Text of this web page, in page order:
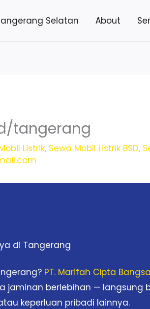
Selatan About
tangerang
Listrik, Sewa Mobil Listrik BSD,
di Tangerang
PT. Marifah Cipta Bangsa
jaminan berlebihan — langsung
keperluan pribadi lainnya.